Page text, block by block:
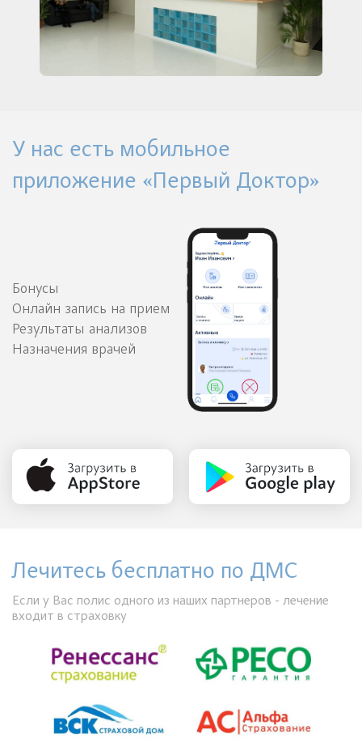
У нас есть мобильное
приложение «Первый Доктор»
Бонусы
Онлайн запись на прием
Результаты анализов
Назначения врачей
Лечитесь бесплатно по ДМС
Если у Вас полис одного из наших партнеров - лечение
входит в страховку